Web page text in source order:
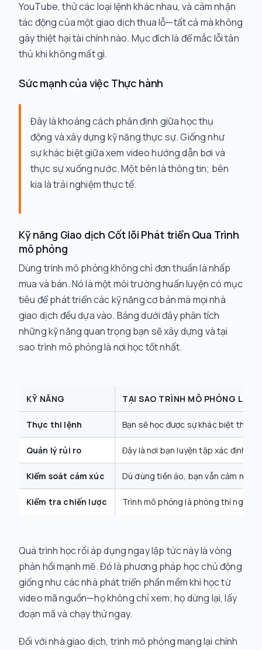
YouTube, thử các loại lệnh khác nhau, và cảm nhận
tác động của một giao dịch thua lỗ—tất cả mà không
gây thiệt hại tài chính nào. Mục đích là để mắc lỗi tân
thủ khi không mất gì.
Sức mạnh của việc Thực hành
Đây là khoảng cách phân định giữa học thụ
động và xây dựng kỹ năng thực sự. Giống như
sự khác biệt giữa xem video hướng dẫn bơi và
thực sự xuống nước. Một bên là thông tin; bên
kia là trải nghiệm thực tế.
Kỹ năng Giao dịch Cốt lõi Phát triển Qua Trình
mô phỏng
Dùng trình mô phỏng không chỉ đơn thuần là nhấp
mua và bán. Nó là một môi trường huấn luyện có mục
tiêu để phát triển các kỹ năng cơ bản mà mọi nhà
giao dịch đều dựa vào. Bảng dưới đây phân tích
những kỹ năng quan trọng bạn sẽ xây dựng và tại
sao trình mô phỏng là nơi học tốt nhất.
KỸ NĂNG TẠI SAO TRÌNH MÔ PHỎNG LÀ
Thực thi lệnh Bạn sẽ học được sự khác biệt thực
Quản lý rủi ro Đây là nơi bạn luyện tập xác định
Kiểm soát cảm xúc Dù dùng tiền ảo, bạn vẫn cảm
Kiểm tra chiến lược Trình mô phỏng là phòng thí
Quá trình học rồi áp dụng ngay lập tức này là vòng
phản hồi mạnh mẽ. Đó là phương pháp học chủ động
giống như các nhà phát triển phần mềm khi học từ
video mã nguồn—họ không chỉ xem; họ dừng lại, lấy
đoạn mã và chạy thử ngay.
Đối với nhà giao dịch, trình mô phỏng mang lại chính